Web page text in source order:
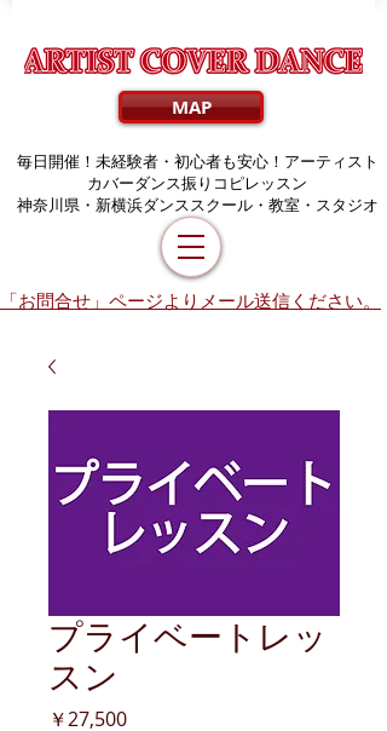
「お問合せ」ページよりメール送信ください。
毎日開催！未経験者・初心者も安心！アーティスト
カバーダンス振りコピレッスン
​神奈川県・新横浜ダンススクール・教室・スタジオ
MAP
プライベートレッ
スン
￥27,500価